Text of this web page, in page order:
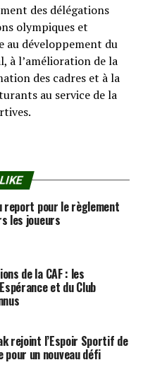
des délégations
olympiques et
développement du
à l’amélioration de la
des cadres et à la
au service de la
report pour le règlement
les joueurs
de la CAF : les
et du Club
rejoint l’Espoir Sportif de
pour un nouveau défi